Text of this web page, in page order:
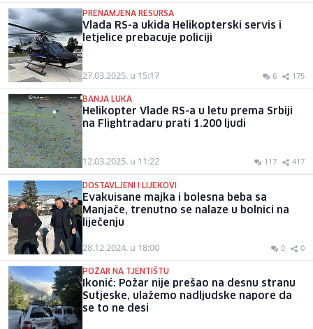
PRENAMJENA RESURSA
Vlada RS-a ukida Helikopterski servis i
letjelice prebacuje policiji
27.03.2025. u 15:17 6 175
BANJA LUKA
Helikopter Vlade RS-a u letu prema Srbiji
na Flightradaru prati 1.200 ljudi
12.03.2025. u 11:22 117 417
DOSTAVLJENI I LIJEKOVI
Evakuisane majka i bolesna beba sa
Manjače, trenutno se nalaze u bolnici na
liječenju
28.12.2024. u 18:00 0 0
POŽAR NA TJENTIŠTU
Ikonić: Požar nije prešao na desnu stranu
Sutjeske, ulažemo nadljudske napore da
se to ne desi